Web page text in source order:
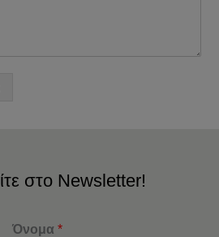
στο Newsletter!
Όνομα *